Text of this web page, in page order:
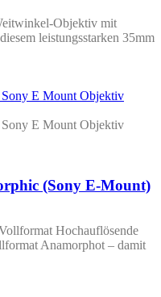
Objektiv mit
leistungsstarken 35mm
(Sony E-Mount)
Hochauflösende
Anamorphot – damit